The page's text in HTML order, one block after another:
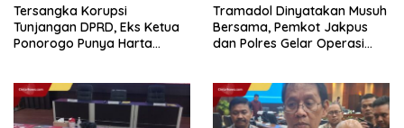
Tersangka Korupsi
Tunjangan DPRD, Eks Ketua
Ponorogo Punya Harta
Tramadol Dinyatakan Musuh
Bersama, Pemkot Jakpus
dan Polres Gelar Operasi